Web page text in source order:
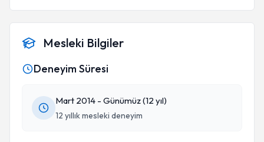
Mesleki Bilgiler
Deneyim Süresi
Mart 2014 - Günümüz (12 yıl)
12 yıllık mesleki deneyim